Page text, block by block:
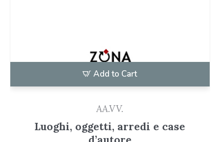
Add to Cart
AA.VV.
Luoghi, oggetti, arredi e case